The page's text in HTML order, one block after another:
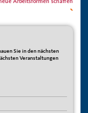
Arbeitsformen schaffen
Sie in den nächsten
Veranstaltungen